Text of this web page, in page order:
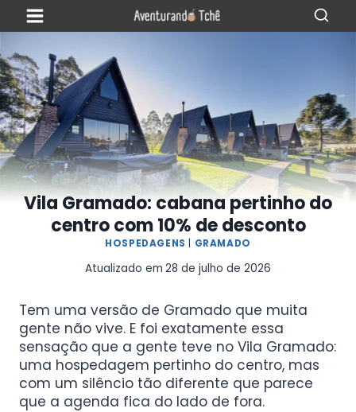
Vila Gramado: cabana pertinho do
centro com 10% de desconto
HOSPEDAGENS GRAMADO
Atualizado em 28 de julho de 2026
Tem uma versão de Gramado que muita
gente não vive. E foi exatamente essa
sensação que a gente teve no Vila Gramado:
uma hospedagem pertinho do centro, mas
com um silêncio tão diferente que parece
que a agenda fica do lado de fora.